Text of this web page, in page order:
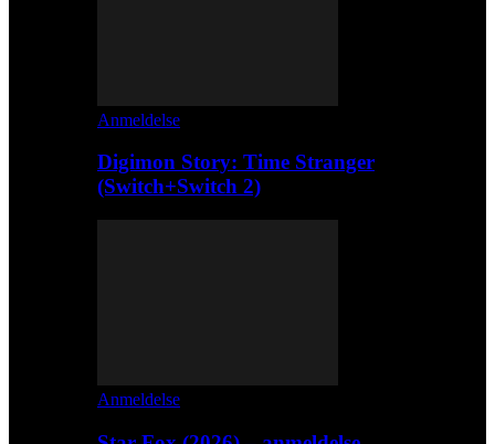
Anmeldelse
Digimon Story: Time Stranger
(Switch+Switch 2)
Anmeldelse